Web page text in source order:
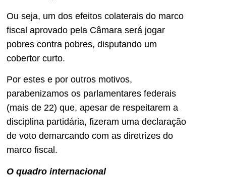
Ou seja, um dos efeitos colaterais do marco
fiscal aprovado pela Câmara será jogar
pobres contra pobres, disputando um
cobertor curto.
Por estes e por outros motivos,
parabenizamos os parlamentares federais
(mais de 22) que, apesar de respeitarem a
disciplina partidária, fizeram uma declaração
de voto demarcando com as diretrizes do
marco fiscal.
O quadro internacional